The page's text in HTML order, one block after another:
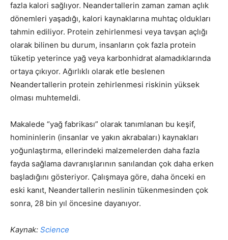
fazla kalori sağlıyor. Neandertallerin zaman zaman açlık
dönemleri yaşadığı, kalori kaynaklarına muhtaç oldukları
tahmin ediliyor. Protein zehirlenmesi veya tavşan açlığı
olarak bilinen bu durum, insanların çok fazla protein
tüketip yeterince yağ veya karbonhidrat alamadıklarında
ortaya çıkıyor. Ağırlıklı olarak etle beslenen
Neandertallerin protein zehirlenmesi riskinin yüksek
olması muhtemeldi.
Makalede “yağ fabrikası” olarak tanımlanan bu keşif,
homininlerin (insanlar ve yakın akrabaları) kaynakları
yoğunlaştırma, ellerindeki malzemelerden daha fazla
fayda sağlama davranışlarının sanılandan çok daha erken
başladığını gösteriyor. Çalışmaya göre, daha önceki en
eski kanıt, Neandertallerin neslinin tükenmesinden çok
sonra, 28 bin yıl öncesine dayanıyor.
Kaynak: Science